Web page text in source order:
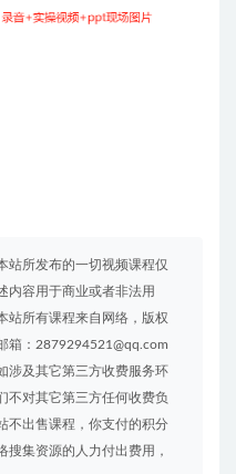
站所发布的一切视频课程仅
内容用于商业或者非法用
站所有课程来自网络，版权
箱：2879294521@qq.com
涉及其它第三方收费服务环
不对其它第三方任何收费负
不出售课程，你支付的积分
搜集资源的人力付出费用，